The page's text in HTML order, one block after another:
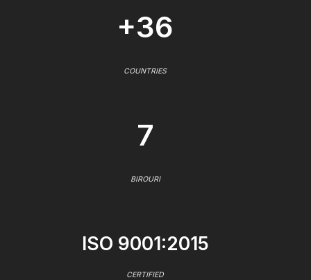
+36
COUNTRIES
7
BIROURI
ISO 9001:2015
CERTIFIED